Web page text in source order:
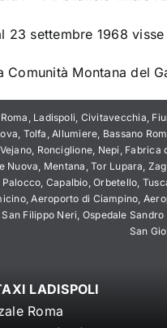
23 settembre 1968
Comunità Montana del
Ladispoli, Civitavecchia,
Tolfa, Allumiere, Bassano
Ronciglione, Nepi,
Nuova, Mentana, Tor Lupara,
Capalbio, Orbetello,
Aeroporto di Ciampino,
Filippo Neri, Ospedale
San
LADISPOLI
Roma